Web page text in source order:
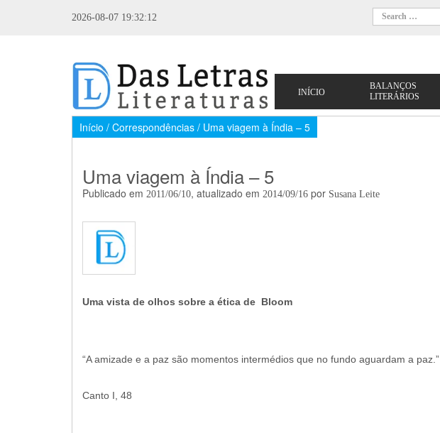
2026-08-07 19:32:12
Início / Correspondências / Uma viagem à Índia – 5
Uma viagem à Índia – 5
Publicado em 2011/06/10, atualizado em 2014/09/16por Susana Leite
Uma vista de olhos sobre a ética de Bloom
“A amizade e a paz são momentos intermédios que no fundo aguardam a paz.”
Canto I, 48